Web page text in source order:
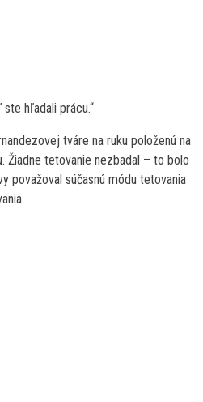
hľadali prácu.“
tváre na ruku položenú na
Žiadne tetovanie nezbadal – to bolo
považoval súčasnú módu tetovania